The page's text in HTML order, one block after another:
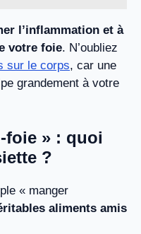
l’inflammation et à
votre foie. N’oubliez
sur le corps, car une
grandement à votre
foie » : quoi
?
« manger
aliments amis